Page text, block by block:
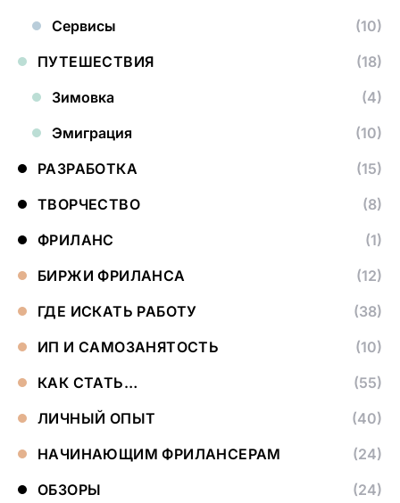
Сервисы
(10)
ПУТЕШЕСТВИЯ
(18)
Зимовка
(4)
Эмиграция
(10)
РАЗРАБОТКА
(15)
ТВОРЧЕСТВО
(8)
ФРИЛАНС
(1)
БИРЖИ ФРИЛАНСА
(12)
ГДЕ ИСКАТЬ РАБОТУ
(38)
ИП И САМОЗАНЯТОСТЬ
(10)
КАК СТАТЬ…
(55)
ЛИЧНЫЙ ОПЫТ
(40)
НАЧИНАЮЩИМ ФРИЛАНСЕРАМ
(24)
ОБЗОРЫ
(24)